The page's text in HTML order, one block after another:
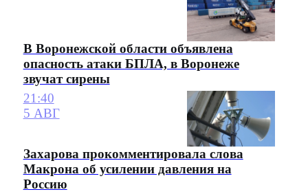
В Воронежской области объявлена
опасность атаки БПЛА, в Воронеже
звучат сирены
21:40
5 АВГ
Захарова прокомментировала слова
Макрона об усилении давления на
Россию